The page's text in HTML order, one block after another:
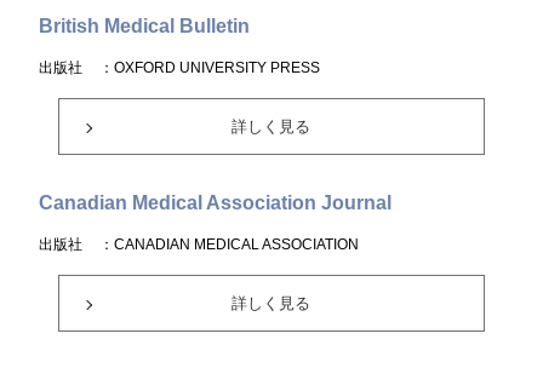
British Medical Bulletin
出版社 ：OXFORD UNIVERSITY PRESS
詳しく見る
Canadian Medical Association Journal
出版社 ：CANADIAN MEDICAL ASSOCIATION
詳しく見る